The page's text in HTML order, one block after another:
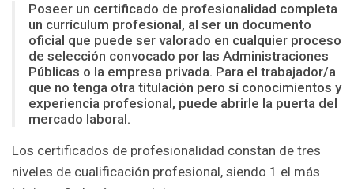
Poseer un certificado de profesionalidad completa
un currículum profesional, al ser un documento
oficial que puede ser valorado en cualquier proceso
de selección convocado por las Administraciones
Públicas o la empresa privada. Para el trabajador/a
que no tenga otra titulación pero sí conocimientos y
experiencia profesional, puede abrirle la puerta del
mercado laboral.
Los certificados de profesionalidad constan de tres
niveles de cualificación profesional, siendo 1 el más